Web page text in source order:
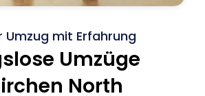
Umzug mit Erfahrung
Umzüge
North